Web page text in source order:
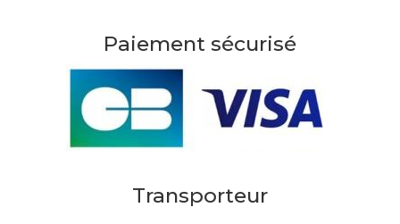
Paiement sécurisé
Transporteur